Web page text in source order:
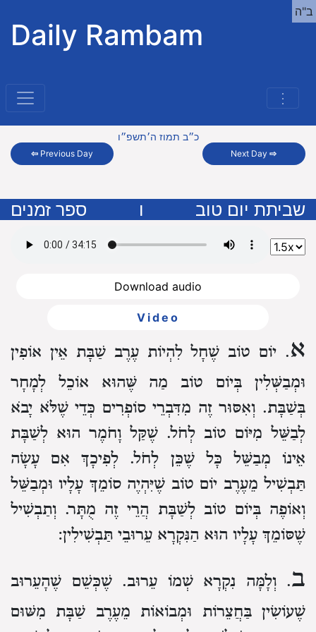
Daily Rambam
⋮
ב"ה
⇦ Previous Day
כ״ב תמוז ה׳תשפ״ו
Next Day⇨
שביתת יום טוב ו ספר זמנים
Download audio
Video
א. יוֹם טוֹב שֶׁחָל לִהְיוֹת עֶרֶב שַׁבָּת אֵין אוֹפִין
וּמְבַשְּׁלִין בְּיוֹם טוֹב מַה שֶּׁהוּא אוֹכֵל לְמָחָר
בְּשַׁבָּת. וְאִסּוּר זֶה מִדִּבְרֵי סוֹפְרִים כְּדֵי שֶׁלֹּא יָבֹא
לְבַשֵּׁל מִיּוֹם טוֹב לְחֹל. שֶׁקַּל וָחֹמֶר הוּא לְשַׁבָּת
אֵינוֹ מְבַשֵּׁל כָּל שֶׁכֵּן לְחֹל. לְפִיכָךְ אִם עָשָׂה
תַּבְשִׁיל מֵעֶרֶב יוֹם טוֹב שֶׁיִּהְיֶה סוֹמֵךְ עָלָיו וּמְבַשֵּׁל
וְאוֹפֶה בְּיוֹם טוֹב לְשַׁבָּת הֲרֵי זֶה מֻתָּר. וְתַבְשִׁיל
שֶׁסּוֹמֵךְ עָלָיו הוּא הַנִּקְרָא עֵרוּבֵי תַּבְשִׁילִין:
ב. וְלָמָּה נִקְרָא שְׁמוֹ עֵרוּב. שֶׁכְּשֵׁם שֶׁהָעֵרוּב
שֶׁעוֹשִׂין בַּחֲצֵרוֹת וּמְבוֹאוֹת מֵעֶרֶב שַׁבָּת מִשּׁוּם